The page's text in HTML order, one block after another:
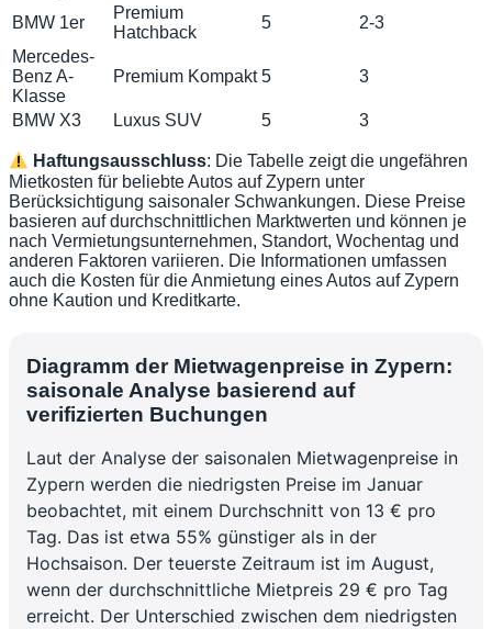
BMW 1er
Premium
Hatchback
5
2-3
Mercedes-
Benz A-
Klasse
Premium Kompakt 5 3
BMW X3 Luxus SUV 5 3
Haftungsausschluss: Die Tabelle zeigt die ungefähren
Mietkosten für beliebte Autos auf Zypern unter
Berücksichtigung saisonaler Schwankungen. Diese Preise
basieren auf durchschnittlichen Marktwerten und können je
nach Vermietungsunternehmen, Standort, Wochentag und
anderen Faktoren variieren. Die Informationen umfassen
auch die Kosten für die Anmietung eines Autos auf Zypern
ohne Kaution und Kreditkarte.
Diagramm der Mietwagenpreise in Zypern:
saisonale Analyse basierend auf
verifizierten Buchungen
Laut der Analyse der saisonalen Mietwagenpreise in
Zypern werden die niedrigsten Preise im Januar
beobachtet, mit einem Durchschnitt von 13 € pro
Tag. Das ist etwa 55% günstiger als in der
Hochsaison. Der teuerste Zeitraum ist im August,
wenn der durchschnittliche Mietpreis 29 € pro Tag
erreicht. Der Unterschied zwischen dem niedrigsten